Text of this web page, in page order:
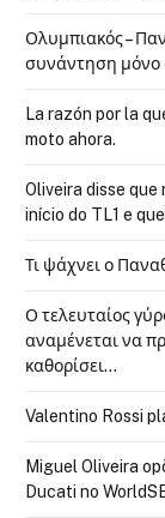
Ολυμπιακός –
συνάντηση μόνο
La razón por la
moto ahora.
Oliveira disse que
início do TL1 e
Τι ψάχνει ο
Ο τελευταίος
αναμένεται να
καθορίσει…
Valentino Rossi
Miguel Oliveira
Ducati no